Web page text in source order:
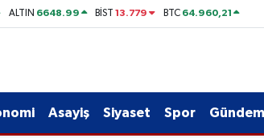
ALTIN 6648.99 BİST13.779 BTC 64.960,21
Asayiş Siyaset Spor Gündem